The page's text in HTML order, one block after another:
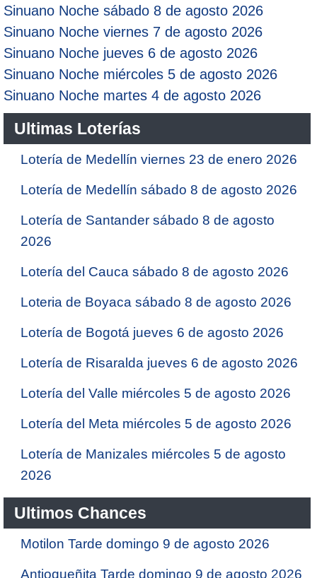
Sinuano Noche sábado 8 de agosto 2026
Sinuano Noche viernes 7 de agosto 2026
Sinuano Noche jueves 6 de agosto 2026
Sinuano Noche miércoles 5 de agosto 2026
Sinuano Noche martes 4 de agosto 2026
Ultimas Loterías
Lotería de Medellín viernes 23 de enero 2026
Lotería de Medellín sábado 8 de agosto 2026
Lotería de Santander sábado 8 de agosto
2026
Lotería del Cauca sábado 8 de agosto 2026
Loteria de Boyaca sábado 8 de agosto 2026
Lotería de Bogotá jueves 6 de agosto 2026
Lotería de Risaralda jueves 6 de agosto 2026
Lotería del Valle miércoles 5 de agosto 2026
Lotería del Meta miércoles 5 de agosto 2026
Lotería de Manizales miércoles 5 de agosto
2026
Ultimos Chances
Motilon Tarde domingo 9 de agosto 2026
Antioqueñita Tarde domingo 9 de agosto 2026